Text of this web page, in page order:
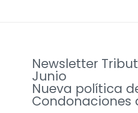
Newsletter
Junio
Nueva política
Condonaciones